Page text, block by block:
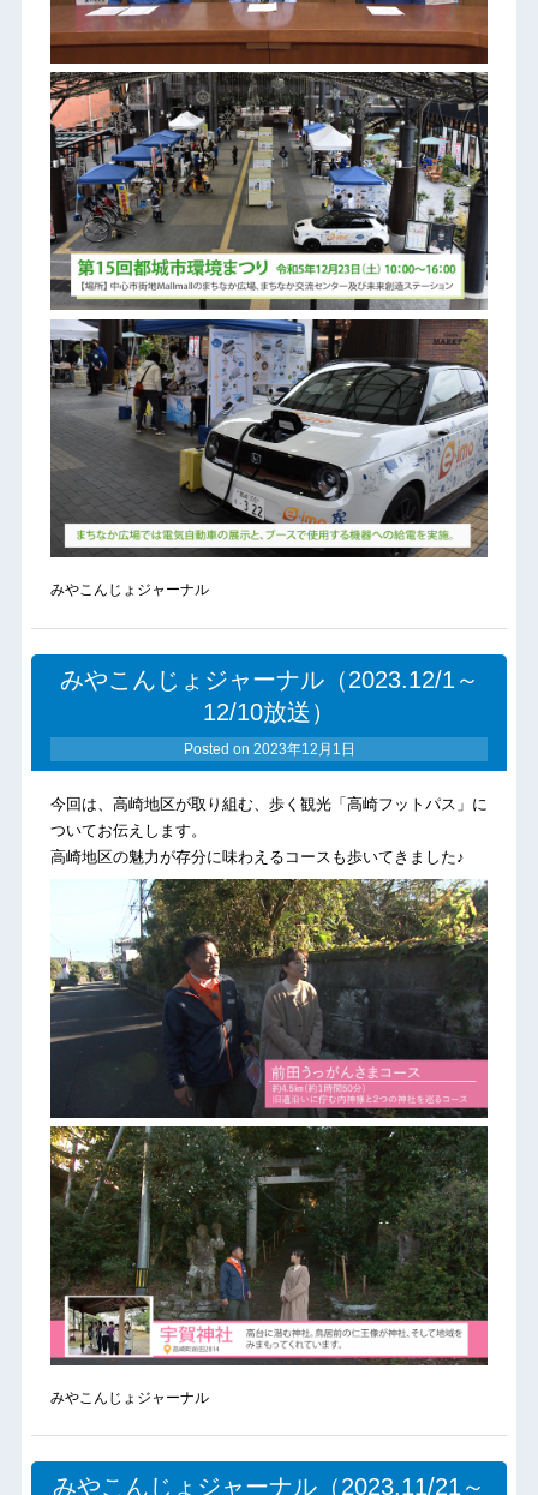
みやこんじょジャーナル
みやこんじょジャーナル（2023.12/1～
12/10放送）
Posted on 2023年12月1日
今回は、高崎地区が取り組む、歩く観光「高崎フットパス」に
ついてお伝えします。
高崎地区の魅力が存分に味わえるコースも歩いてきました♪
みやこんじょジャーナル
みやこんじょジャーナル（2023.11/21～